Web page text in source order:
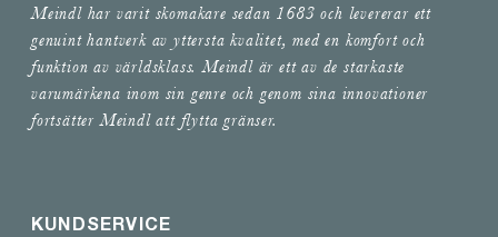
Meindl har varit skomakare sedan 1683 och levererar ett
genuint hantverk av yttersta kvalitet, med en komfort och
funktion av världsklass. Meindl är ett av de starkaste
varumärkena inom sin genre och genom sina innovationer
fortsätter Meindl att flytta gränser.
KUNDSERVICE